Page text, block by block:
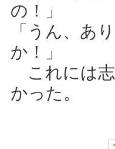
の！」
「うん、あ
か！」
これには志
かった。